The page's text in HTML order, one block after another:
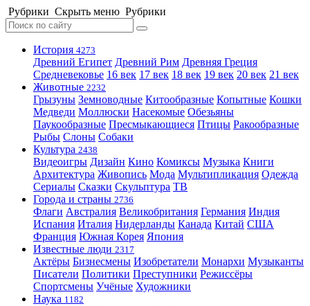
Рубрики Скрыть меню Рубрики
История 4273
Древний Египет Древний Рим Древняя Греция
Средневековье 16 век 17 век 18 век 19 век 20 век 21 век
Животные 2232
Грызуны Земноводные Китообразные Копытные Кошки
Медведи Моллюски Насекомые Обезьяны
Паукообразные Пресмыкающиеся Птицы Ракообразные
Рыбы Слоны Собаки
Культура 2438
Видеоигры Дизайн Кино Комиксы Музыка Книги
Архитектура Живопись Мода Мультипликация Одежда
Сериалы Сказки Скульптура ТВ
Города и страны 2736
Флаги Австралия Великобритания Германия Индия
Испания Италия Нидерланды Канада Китай США
Франция Южная Корея Япония
Известные люди 2317
Актёры Бизнесмены Изобретатели Монархи Музыканты
Писатели Политики Преступники Режиссёры
Спортсмены Учёные Художники
Наука 1182